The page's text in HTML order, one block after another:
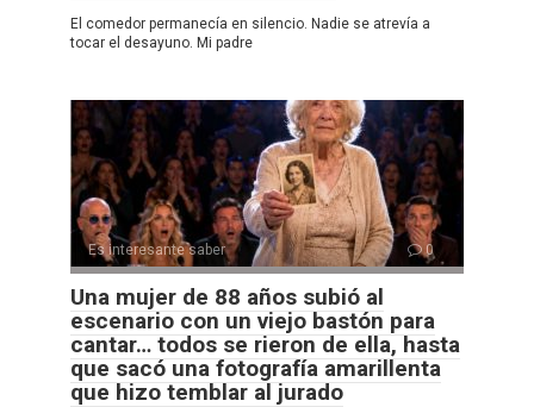
El comedor permanecía en silencio. Nadie se atrevía a
tocar el desayuno. Mi padre
Es interesante saber 0
Una mujer de 88 años subió al
escenario con un viejo bastón para
cantar… todos se rieron de ella, hasta
que sacó una fotografía amarillenta
que hizo temblar al jurado